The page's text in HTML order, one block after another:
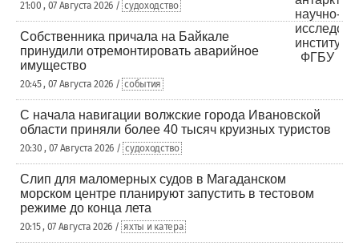
21:00 , 07 Августа 2026 / судоходство
Собственника причала на Байкале
принудили отремонтировать аварийное
имущество
20:45 , 07 Августа 2026 / события
С начала навигации волжские города Ивановской
области приняли более 40 тысяч круизных туристов
20:30 , 07 Августа 2026 / судоходство
Слип для маломерных судов в Магаданском
морском центре планируют запустить в тестовом
режиме до конца лета
20:15 , 07 Августа 2026 / яхты и катера